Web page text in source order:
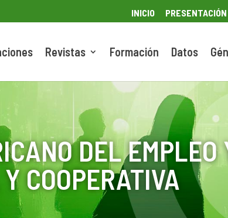
INICIO PRESENTACIÓN
Revistas Formación Datos
DEL
COOPERATIVA